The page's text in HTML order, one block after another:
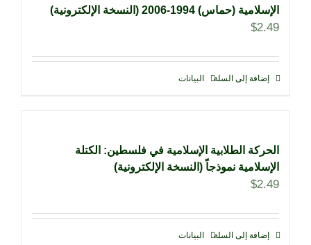
الإسلامية (حماس) 1994-2006 (النسخة الإلكترونية)
$2.49
إضافة إلى السلة البيانات
الحركة الطلابية الإسلامية في فلسطين: الكتلة
الإسلامية نموذجاً (النسخة الإلكترونية)
$2.49
إضافة إلى السلة البيانات